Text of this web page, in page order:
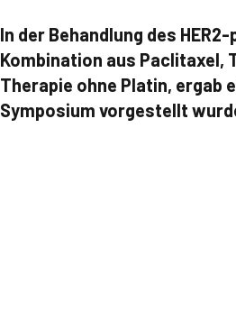
In der Behandlung des
Kombination aus Paclitaxel,
Therapie ohne Platin, ergab
Symposium vorgestellt